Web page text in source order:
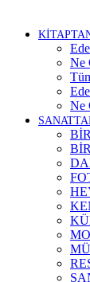
Ne
Ne